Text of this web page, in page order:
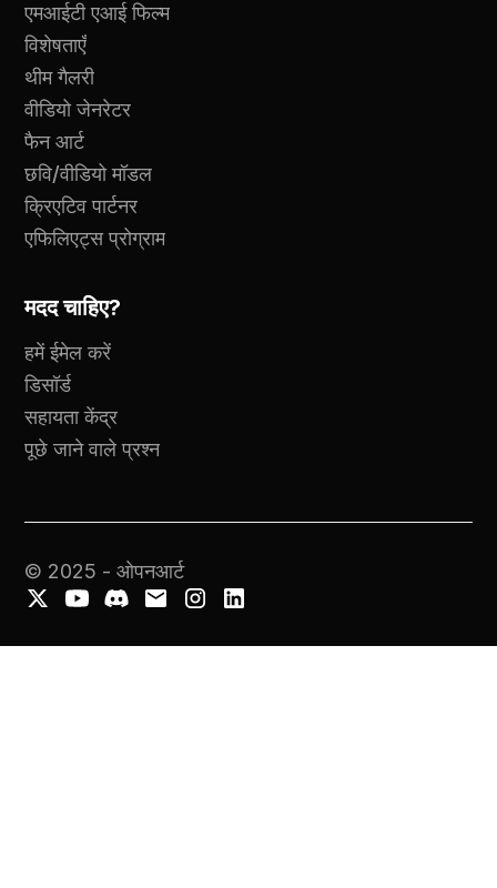
एमआईटी एआई फिल्म
विशेषताएँ
थीम गैलरी
वीडियो जेनरेटर
फैन आर्ट
छवि/वीडियो मॉडल
क्रिएटिव पार्टनर
एफिलिएट्स प्रोग्राम
मदद चाहिए?
हमें ईमेल करें
डिसॉर्ड
सहायता केंद्र
पूछे जाने वाले प्रश्न
© 2025 - ओपनआर्ट